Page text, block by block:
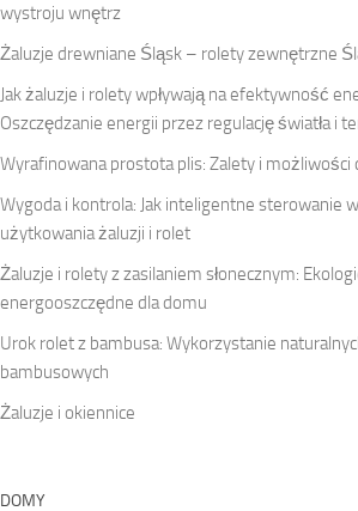
wystroju wnętrz
Żaluzje drewniane Śląsk – rolety zewnętrzne
Jak żaluzje i rolety wpływają na efektywność
Oszczędzanie energii przez regulację światła i
Wyrafinowana prostota plis: Zalety i możliwości
Wygoda i kontrola: Jak inteligentne sterowanie
użytkowania żaluzji i rolet
Żaluzje i rolety z zasilaniem słonecznym:
energooszczędne dla domu
Urok rolet z bambusa: Wykorzystanie
bambusowych
Żaluzje i okiennice
DOMY